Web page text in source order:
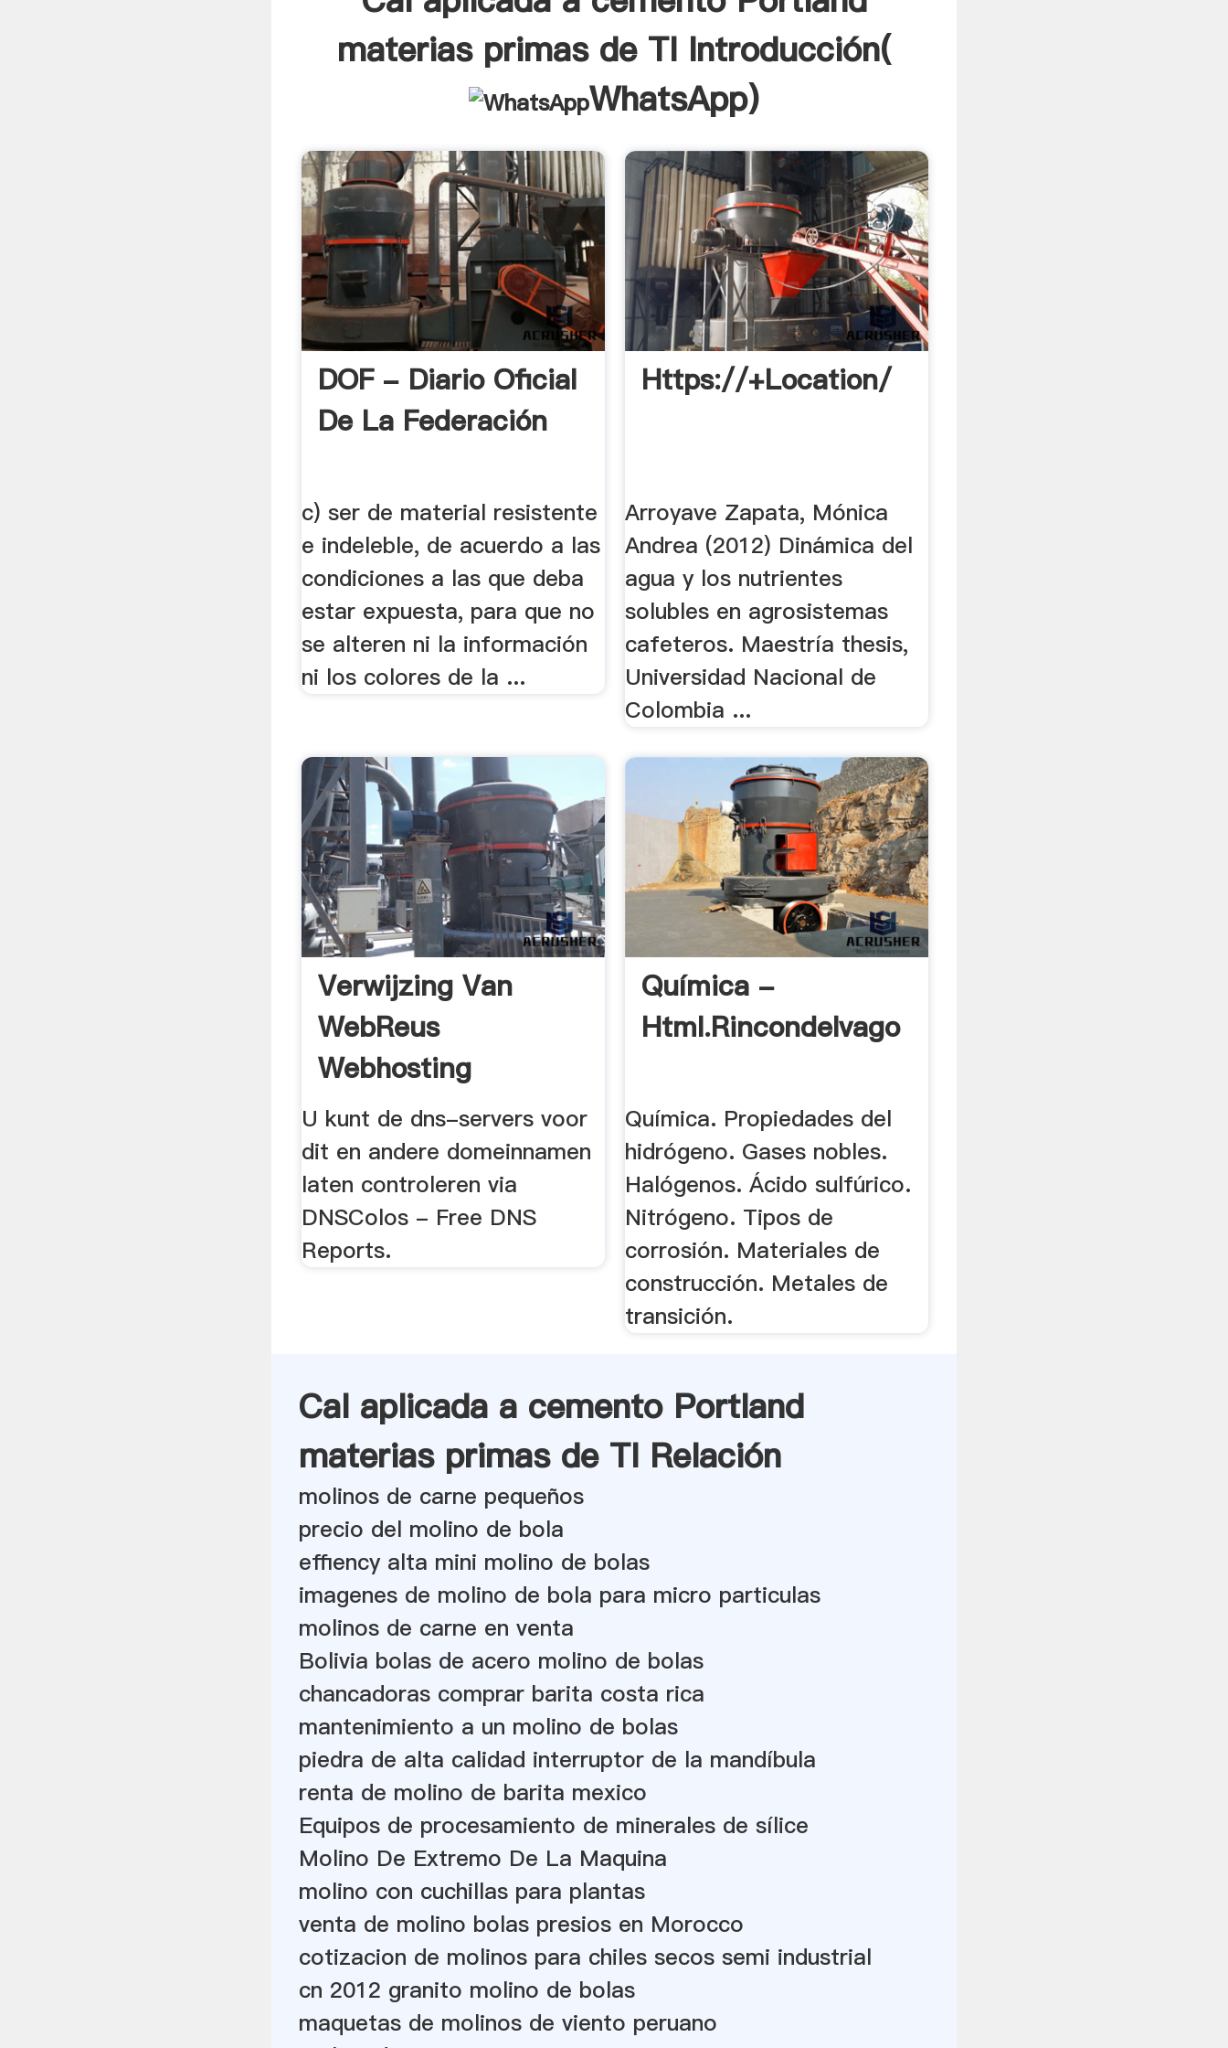
materias primas de TI Introducción(
WhatsApp)
DOF - Diario Oficial
De La Federación
c) ser de material resistente
e indeleble, de acuerdo a las
condiciones a las que deba
estar expuesta, para que no
se alteren ni la información
ni los colores de la ...
Https://+location/
Arroyave Zapata, Mónica
Andrea (2012) Dinámica del
agua y los nutrientes
solubles en agrosistemas
cafeteros. Maestría thesis,
Universidad Nacional de
Colombia ...
Verwijzing Van
WebReus
Webhosting
U kunt de dns-servers voor
dit en andere domeinnamen
laten controleren via
DNSColos - Free DNS
Reports.
Química -
Html.rincondelvago
Química. Propiedades del
hidrógeno. Gases nobles.
Halógenos. Ácido sulfúrico.
Nitrógeno. Tipos de
corrosión. Materiales de
construcción. Metales de
transición.
Cal aplicada a cemento Portland
materias primas de TI Relación
molinos de carne pequeños
precio del molino de bola
effiency alta mini molino de bolas
imagenes de molino de bola para micro particulas
molinos de carne en venta
Bolivia bolas de acero molino de bolas
chancadoras comprar barita costa rica
mantenimiento a un molino de bolas
piedra de alta calidad interruptor de la mandíbula
renta de molino de barita mexico
Equipos de procesamiento de minerales de sílice
Molino De Extremo De La Maquina
molino con cuchillas para plantas
venta de molino bolas presios en Morocco
cotizacion de molinos para chiles secos semi industrial
cn 2012 granito molino de bolas
maquetas de molinos de viento peruano